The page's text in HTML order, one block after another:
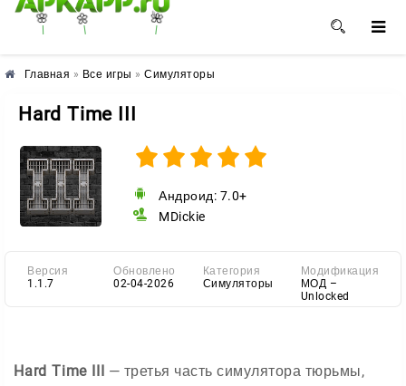
🌸 🌼 🌺
Главная » Все игры » Симуляторы
Hard Time III
Андроид: 7.0+
MDickie
Версия
1.1.7
Обновлено
02-04-2026
Категория
Симуляторы
Модификация
МОД –
Unlocked
Hard Time III — третья часть симулятора тюрьмы,